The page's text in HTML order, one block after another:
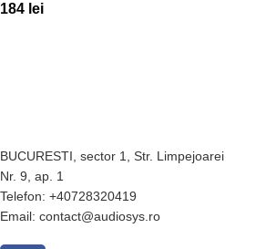
184 lei
BUCURESTI, sector 1, Str. Limpejoarei
Nr. 9, ap. 1
Telefon: +40728320419
Email: contact@audiosys.ro